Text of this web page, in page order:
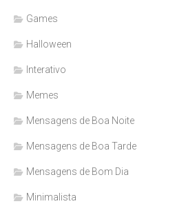
Games
Halloween
Interativo
Memes
Mensagens de Boa Noite
Mensagens de Boa Tarde
Mensagens de Bom Dia
Minimalista